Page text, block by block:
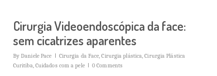
Cirurgia Videoendoscópica da face:
sem cicatrizes aparentes
By Daniele Pace Cirurgia da Face,Cirurgia plástica,Cirurgia Plástica
Curitiba, Cuidados com a pele 0 Comments